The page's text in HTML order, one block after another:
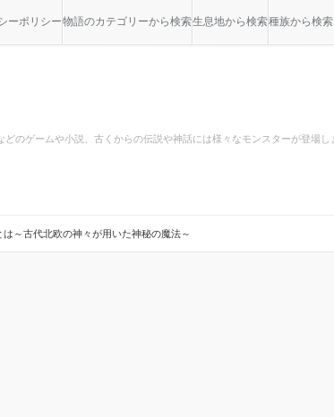
ーポリシー物語のカテゴリーから検索生息地から検索種族から検索
どのゲームや小説、古くからの伝説や神話には様々なモンスターが登場
は～古代北欧の神々が用いた神秘の魔法～